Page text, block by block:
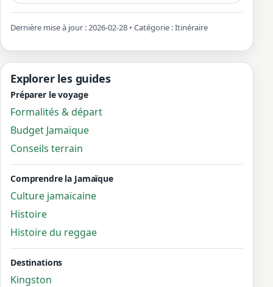
Dernière mise à jour : 2026-02-28 • Catégorie : Itinéraire
Explorer les guides
Préparer le voyage
Formalités & départ
Budget Jamaïque
Conseils terrain
Comprendre la Jamaïque
Culture jamaïcaine
Histoire
Histoire du reggae
Destinations
Kingston